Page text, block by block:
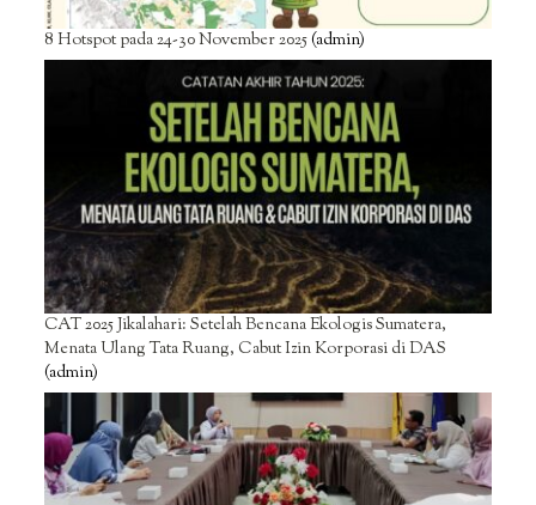
8 Hotspot pada 24-30 November 2025(admin)
CAT 2025 Jikalahari: Setelah Bencana Ekologis Sumatera,
Menata Ulang Tata Ruang, Cabut Izin Korporasi di DAS
(admin)